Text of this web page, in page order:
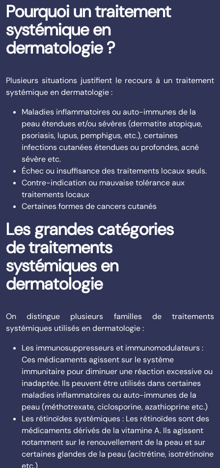
Pourquoi un traitement
systémique en
dermatologie ?
Plusieurs situations justifient le recours à un traitement
systémique en dermatologie :
Maladies inflammatoires ou auto-immunes de la
peau étendues et/ou sévères (dermatite atopique,
psoriasis, lupus, pemphigus, etc.), certaines
infections cutanées étendues ou profondes, acné
sévère etc.
Échec ou insuffisance des traitements locaux seuls.
Contre-indication ou mauvaise tolérance aux
traitements locaux
Certaines formes de cancers cutanés
Les grandes catégories
de traitements
systémiques en
dermatologie
On distingue plusieurs familles de traitements
systémiques utilisés en dermatologie :
Les immunosuppresseurs et immunomodulateurs :
Ces médicaments agissent sur le système
immunitaire pour diminuer une réaction excessive ou
inadaptée. Ils peuvent être utilisés dans certaines
maladies inflammatoires ou auto-immunes de la
peau (méthotrexate, ciclosporine, azathioprine etc.)
Les rétinoïdes systémiques : Les rétinoïdes sont des
médicaments dérivés de la vitamine A. Ils agissent
notamment sur le renouvellement de la peau et sur
certaines glandes de la peau (acitrétine, isotrétinoïne
etc.)